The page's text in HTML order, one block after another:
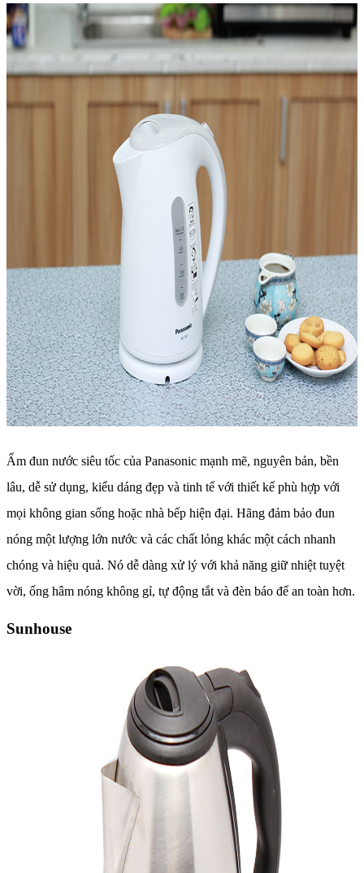
Ấm đun nước siêu tốc của Panasonic mạnh mẽ, nguyên bản, bền
lâu, dễ sử dụng, kiểu dáng đẹp và tinh tế với thiết kế phù hợp với
mọi không gian sống hoặc nhà bếp hiện đại. Hãng đảm bảo đun
nóng một lượng lớn nước và các chất lỏng khác một cách nhanh
chóng và hiệu quả. Nó dễ dàng xử lý với khả năng giữ nhiệt tuyệt
vời, ống hâm nóng không gỉ, tự động tắt và đèn báo để an toàn hơn.
Sunhouse